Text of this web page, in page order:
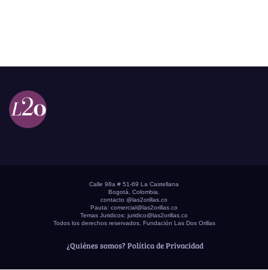
Calle 98a # 51-69 La Castellana
Bogotá, Colombia.
contacto @las2orillas.co
Pauta: comercial@las2orillas.co
Temas Juridicos: juridico@las2orillas.co
Todos los derechos reservados. Fundación Las Dos Orillas
¿Quiénes somos? Política de Privacidad